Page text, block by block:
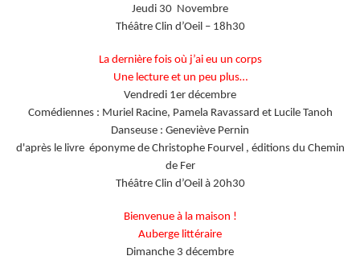
Jeudi 30 Novembre
Théâtre Clin d’Oeil – 18h30
La dernière fois où j’ai eu un corps
Une lecture et un peu plus…
Vendredi 1er décembre
Comédiennes : Muriel Racine, Pamela Ravassard et Lucile Tanoh
Danseuse : Geneviève Pernin
d'après le livre éponyme de Christophe Fourvel , éditions du Chemin
de Fer
Théâtre Clin d’Oeil à 20h30
Bienvenue à la maison !
Auberge littéraire
Dimanche 3 décembre